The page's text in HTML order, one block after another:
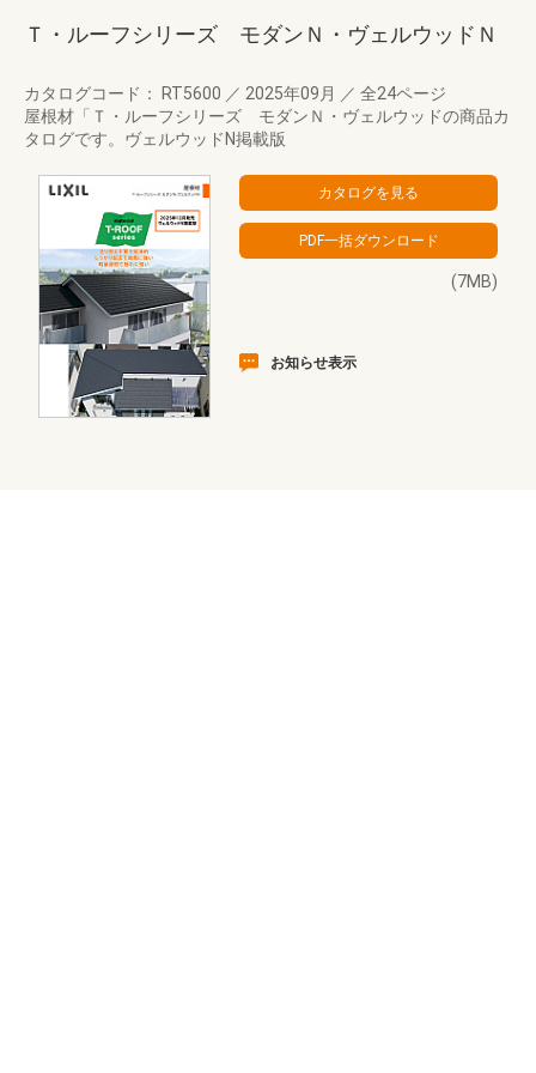
Ｔ・ルーフシリーズ モダンＮ・ヴェルウッドＮ
カタログコード： RT5600 ／ 2025年09月 ／ 全24ページ
屋根材「Ｔ・ルーフシリーズ モダンＮ・ヴェルウッドの商品カ
タログです。ヴェルウッドN掲載版
(7MB)
お知らせ表示